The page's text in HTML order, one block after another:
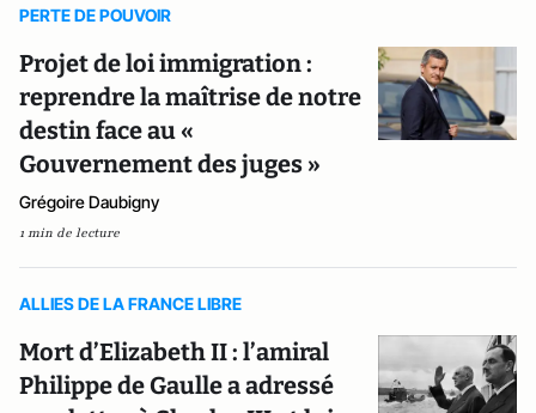
PERTE DE POUVOIR
Projet de loi immigration :
reprendre la maîtrise de notre
destin face au «
Gouvernement des juges »
Grégoire Daubigny
1 min de lecture
ALLIES DE LA FRANCE LIBRE
Mort d’Elizabeth II : l’amiral
Philippe de Gaulle a adressé